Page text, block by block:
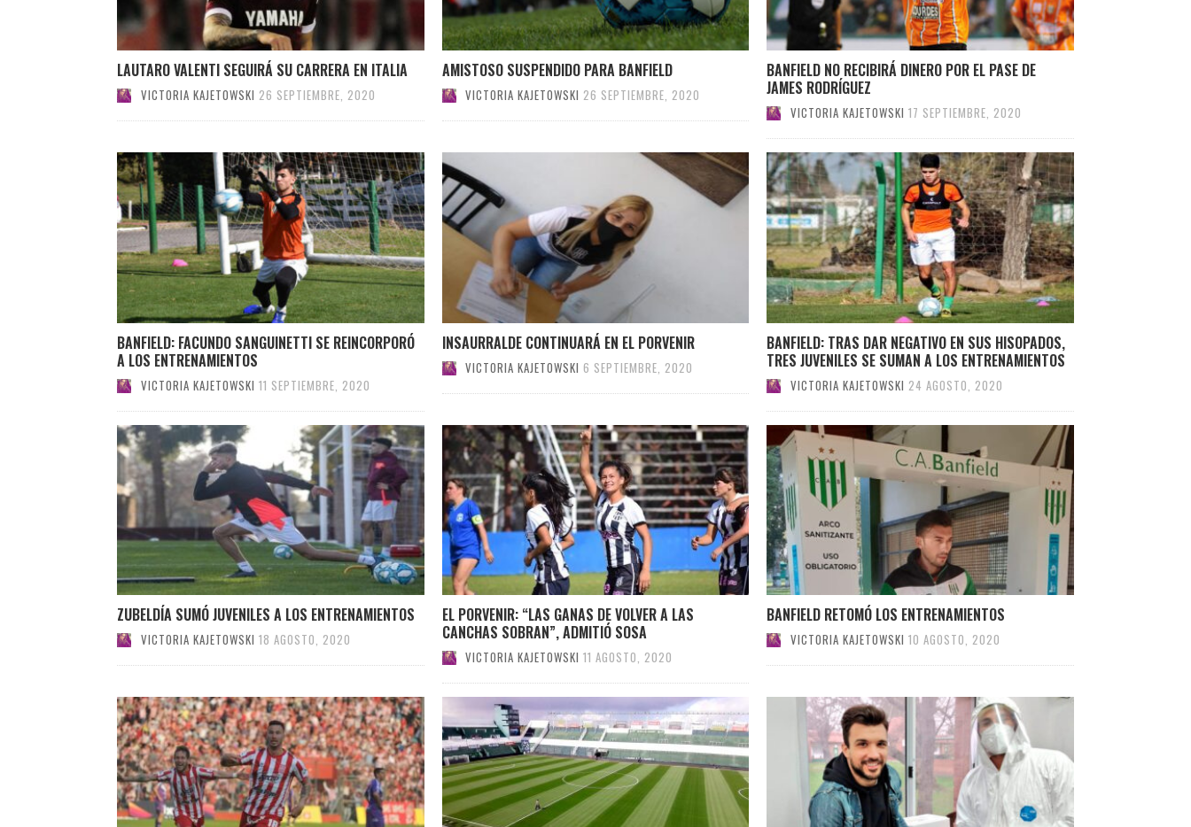
LAUTARO VALENTI SEGUIRÁ SU CARRERA EN ITALIA
VICTORIA KAJETOWSKI 26 SEPTIEMBRE, 2020
AMISTOSO SUSPENDIDO PARA BANFIELD
VICTORIA KAJETOWSKI 26 SEPTIEMBRE, 2020
BANFIELD NO RECIBIRÁ DINERO POR EL PASE DE
JAMES RODRÍGUEZ
VICTORIA KAJETOWSKI 17 SEPTIEMBRE, 2020
BANFIELD: FACUNDO SANGUINETTI SE REINCORPORÓ
A LOS ENTRENAMIENTOS
VICTORIA KAJETOWSKI 11 SEPTIEMBRE, 2020
INSAURRALDE CONTINUARÁ EN EL PORVENIR
VICTORIA KAJETOWSKI 6 SEPTIEMBRE, 2020
BANFIELD: TRAS DAR NEGATIVO EN SUS HISOPADOS,
TRES JUVENILES SE SUMAN A LOS ENTRENAMIENTOS
VICTORIA KAJETOWSKI 24 AGOSTO, 2020
ZUBELDÍA SUMÓ JUVENILES A LOS ENTRENAMIENTOS
VICTORIA KAJETOWSKI 18 AGOSTO, 2020
EL PORVENIR: “LAS GANAS DE VOLVER A LAS
CANCHAS SOBRAN”, ADMITIÓ SOSA
VICTORIA KAJETOWSKI 11 AGOSTO, 2020
BANFIELD RETOMÓ LOS ENTRENAMIENTOS
VICTORIA KAJETOWSKI 10 AGOSTO, 2020